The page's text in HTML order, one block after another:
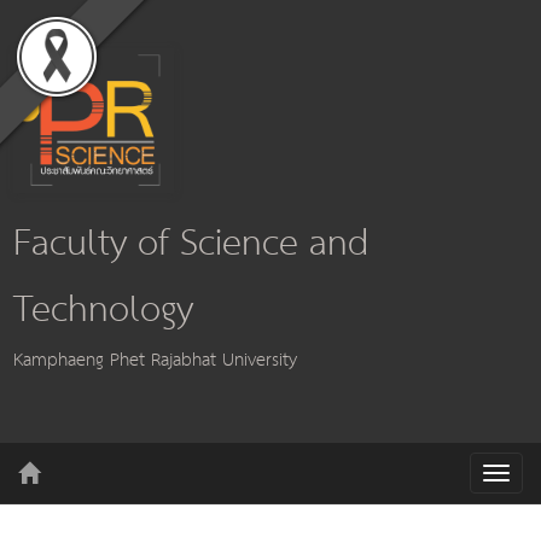
Faculty of Science and
Technology
Kamphaeng Phet Rajabhat University
T
o